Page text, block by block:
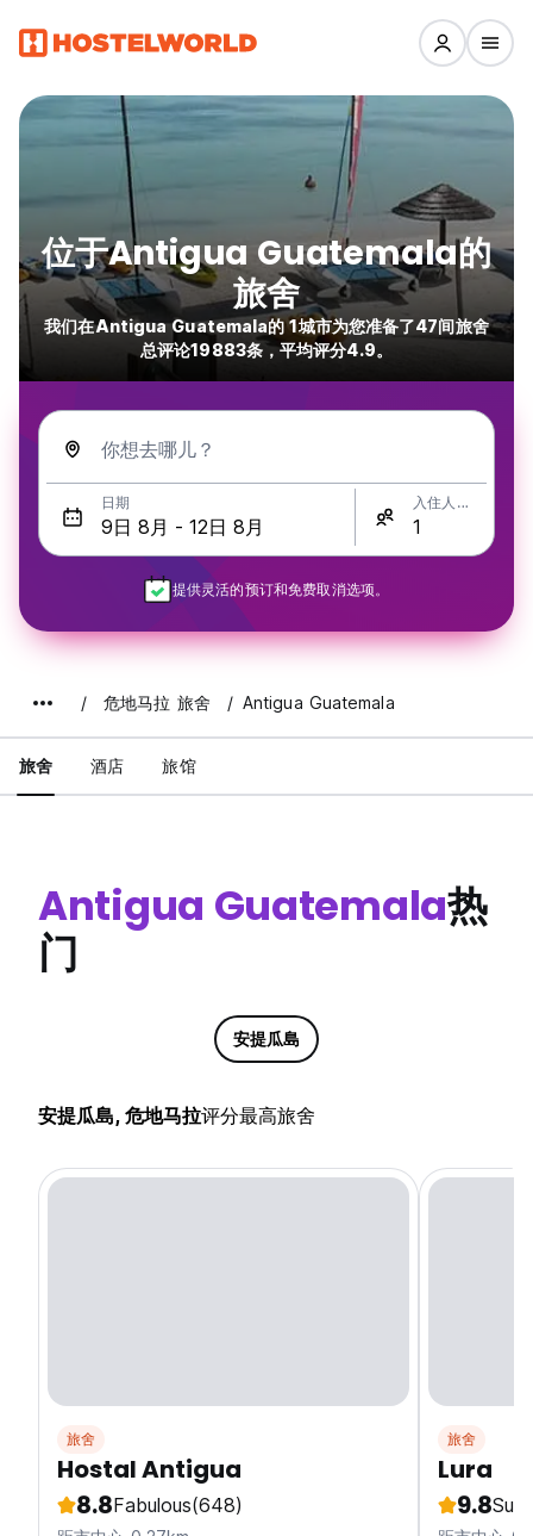
位于Antigua Guatemala的
旅舍
我们在Antigua Guatemala的 1城市为您准备了47间旅舍
总评论19883条，平均评分4.9。
你想去哪儿？
日期 入住人数
提供灵活的预订和免费取消选项。
危地马拉 旅舍 Antigua Guatemala
旅舍 酒店 旅馆
Antigua Guatemala热
门
安提瓜島
安提瓜島, 危地马拉评分最高旅舍
旅舍
Hostal Antigua
8.8Fabulous(648)
旅舍
Lura
9.8